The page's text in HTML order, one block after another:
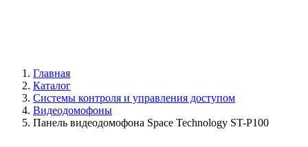
Главная
Каталог
Системы контроля и управления доступом
Видеодомофоны
Панель видеодомофона Space Technology ST-P100